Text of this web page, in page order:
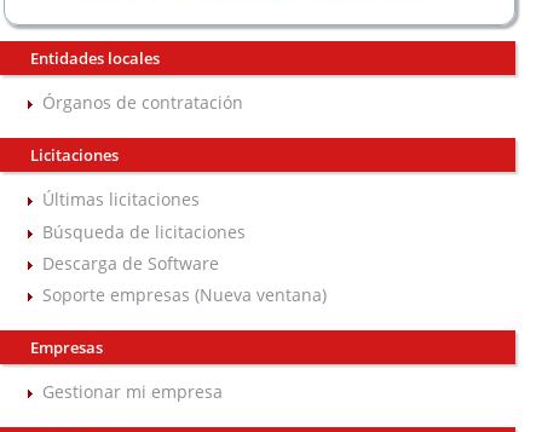
Entidades locales
Órganos de contratación
Licitaciones
Últimas licitaciones
Búsqueda de licitaciones
Descarga de Software
Soporte empresas (Nueva ventana)
Empresas
Gestionar mi empresa